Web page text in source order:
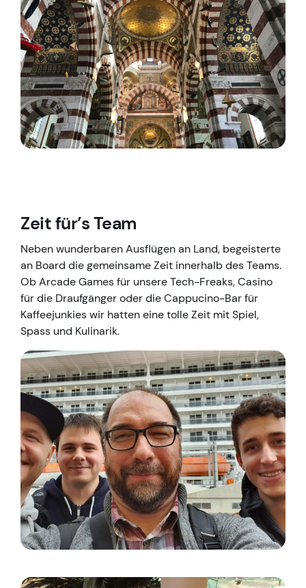
Zeit für’s Team
Neben wunderbaren Ausflügen an Land, begeisterte
an Board die gemeinsame Zeit innerhalb des Teams.
Ob Arcade Games für unsere Tech-Freaks, Casino
für die Draufgänger oder die Cappucino-Bar für
Kaffeejunkies wir hatten eine tolle Zeit mit Spiel,
Spass und Kulinarik.